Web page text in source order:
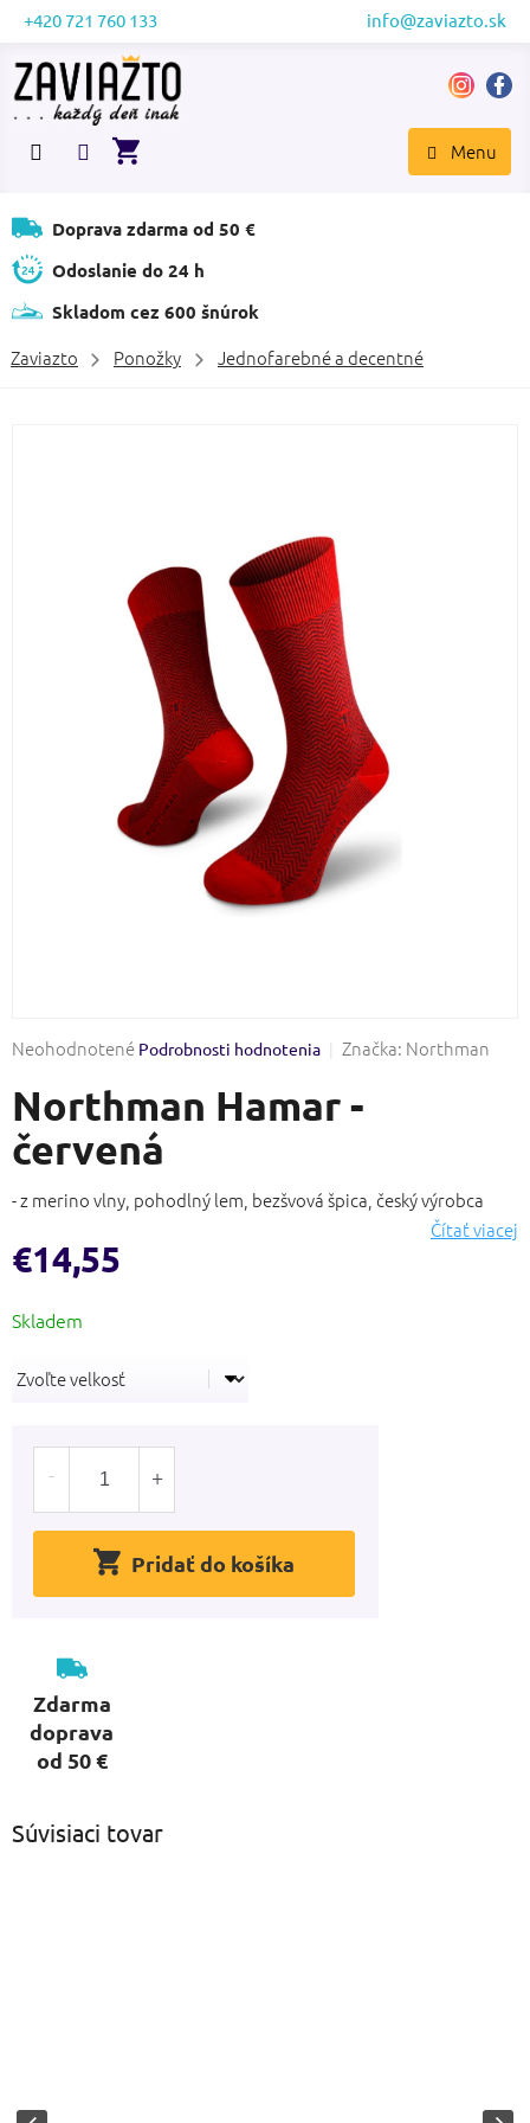
Prejsť
obsah
+420 721 760 133 info@zaviazto.sk
NÁKUPNÝ
Doprava zdarma od 50 €
Odoslanie do 24 h
Skladom cez 600 šnúrok
Zaviazto Ponožky Jednofarebné a decentné
Priemerné
produktu
je
0,0
z
hviezdičiek.
Neohodnotené Podrobnosti hodnotenia Značka: Northman
Northman Hamar -
červená
- z merino vlny, pohodlný lem, bezšvová špica, český výrobca
Čítať viacej
€14,55
cena:
Pridať do košíka
Zdarma
doprava
od 50 €
Súvisiaci tovar